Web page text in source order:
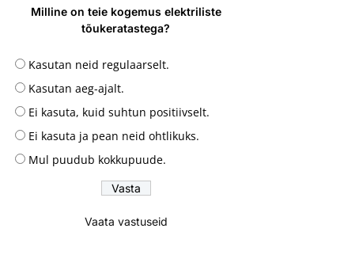
Milline on teie kogemus elektriliste
tõukeratastega?
Kasutan neid regulaarselt.
Kasutan aeg-ajalt.
Ei kasuta, kuid suhtun positiivselt.
Ei kasuta ja pean neid ohtlikuks.
Mul puudub kokkupuude.
Vaata vastuseid